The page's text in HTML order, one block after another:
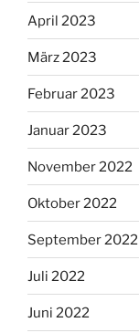
April 2023
März 2023
Februar 2023
Januar 2023
November 2022
Oktober 2022
September 2022
Juli 2022
Juni 2022